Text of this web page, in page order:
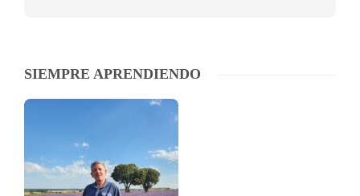
SIEMPRE APRENDIENDO